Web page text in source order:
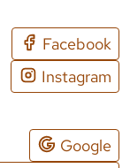
Facebook
Instagram
Google